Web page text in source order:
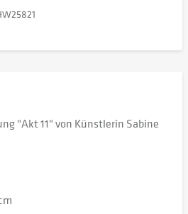
"Akt 11" von Künstlerin Sabine